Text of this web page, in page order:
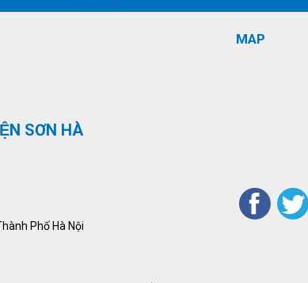
SƠN HÀ
Phố Hà Nội
MAP